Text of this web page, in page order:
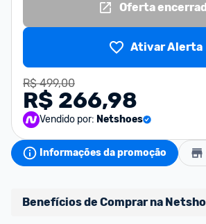
Oferta
Ativar Alerta
R$ 499,00
R$ 266,98
Vendido por: Netshoes
Informações da promoção
Benefícios de Comprar na